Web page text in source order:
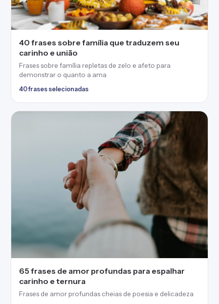
40 frases sobre família que traduzem seu
carinho e união
Frases sobre família repletas de zelo e afeto para
demonstrar o quanto a ama
40 frases selecionadas
65 frases de amor profundas para espalhar
carinho e ternura
Frases de amor profundas cheias de poesia e delicadeza